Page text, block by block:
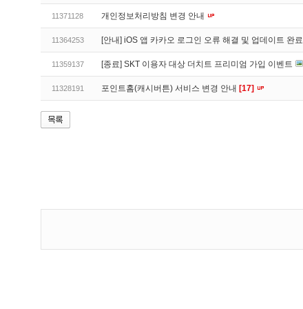
11371128 개인정보처리방침 변경 안내
11364253 [안내] iOS 앱 카카오 로그인 오류 해결 및 업데이트 완료
11359137 [종료] SKT 이용자 대상 더치트 프리미엄 가입 이벤트
11328191 포인트홈(캐시버튼) 서비스 변경 안내 [17]